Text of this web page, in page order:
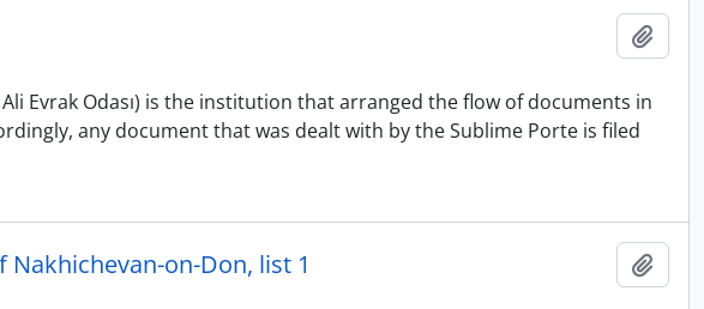
Evrak Odası) is the institution that arranged the flow of documents in
any document that was dealt with by the Sublime Porte is filed
on-Don, list 1